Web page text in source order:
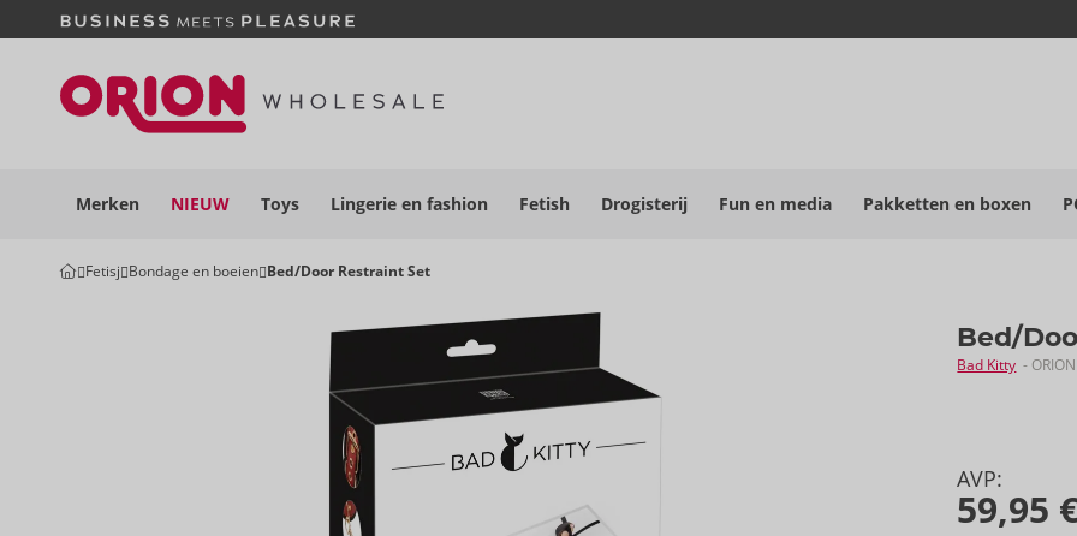
Merken NIEUW Toys Lingerie en fashion Fetish Drogisterij Fun en media Pakketten en boxen
Fetisj Bondage en boeien Bed/Door Restraint Set
Bed/
Bad Kitty -
AVP:
59,95